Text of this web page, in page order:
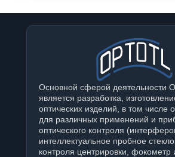
Основной сферой деятельности
является разработка,
оптических изделий, в том числе
для различных применений и
оптического контроля
интеллектуальное пробное
контроля центрировки, фокометр